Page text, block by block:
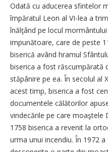
Odată cu aducerea sfintelor
împăratul Leon al VI-lea a
înălţând pe locul
impunătoare, care de peste
biserică având hramul
biserica a fost răscumpărată
stăpânire pe ea. În secolul al
acest timp, biserica a fost
documentele călătorilor
vindecările pe care moaştele
1758 biserica a revenit la
urma unui incendiu. În 1972